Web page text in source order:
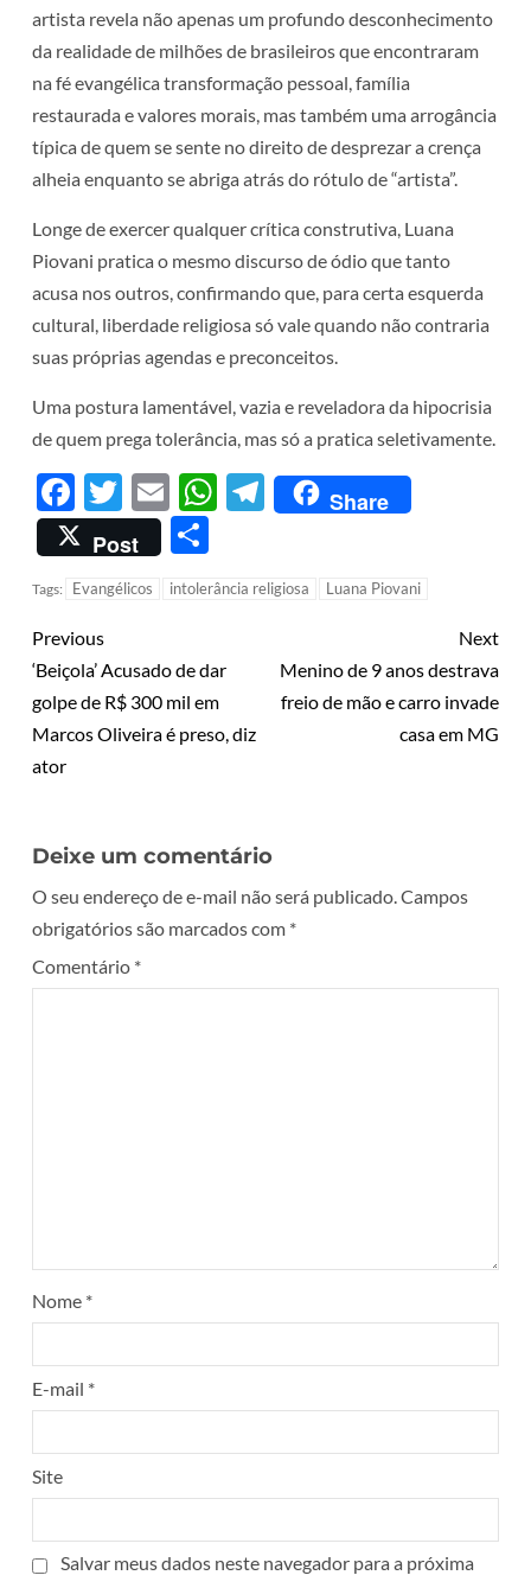
artista revela não apenas um profundo desconhecimento
da realidade de milhões de brasileiros que encontraram
na fé evangélica transformação pessoal, família
restaurada e valores morais, mas também uma arrogância
típica de quem se sente no direito de desprezar a crença
alheia enquanto se abriga atrás do rótulo de “artista”.
Longe de exercer qualquer crítica construtiva, Luana
Piovani pratica o mesmo discurso de ódio que tanto
acusa nos outros, confirmando que, para certa esquerda
cultural, liberdade religiosa só vale quando não contraria
suas próprias agendas e preconceitos.
Uma postura lamentável, vazia e reveladora da hipocrisia
de quem prega tolerância, mas só a pratica seletivamente.
Facebook
Twitter
EmailWhatsApp
Telegram
Share
Post
Tags: Evangélicos intolerância religiosa Luana Piovani
Previous
‘Beiçola’ Acusado de dar
golpe de R$ 300 mil em
Marcos Oliveira é preso, diz
ator
Next
Menino de 9 anos destrava
freio de mão e carro invade
casa em MG
Deixe um comentário
O seu endereço de e-mail não será publicado.Campos
obrigatórios são marcados com *
Comentário *
Nome *
E-mail *
Site
Salvar meus dados neste navegador para a próxima